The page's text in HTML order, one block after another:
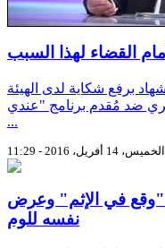
القضاء لهذا السبب
برفع شكاية لدى الهيئة
ضد مُقدم برنامج "عندي
...
الخميس، 14 أفريل، 2016 - 11:29
"وقع في الإثم" وعرض
نفسه للوم